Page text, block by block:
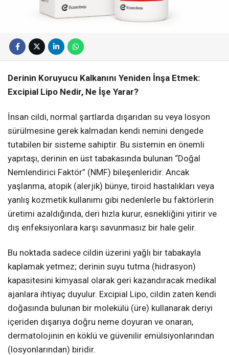
Derinin Koruyucu Kalkanını Yeniden İnşa Etmek:
Excipial Lipo Nedir, Ne İşe Yarar?
İnsan cildi, normal şartlarda dışarıdan su veya losyon
sürülmesine gerek kalmadan kendi nemini dengede
tutabilen bir sisteme sahiptir. Bu sistemin en önemli
yapıtaşı, derinin en üst tabakasında bulunan “Doğal
Nemlendirici Faktör” (NMF) bileşenleridir. Ancak
yaşlanma, atopik (alerjik) bünye, tiroid hastalıkları veya
yanlış kozmetik kullanımı gibi nedenlerle bu faktörlerin
üretimi azaldığında, deri hızla kurur, esnekliğini yitirir ve
dış enfeksiyonlara karşı savunmasız bir hale gelir.
Bu noktada sadece cildin üzerini yağlı bir tabakayla
kaplamak yetmez; derinin suyu tutma (hidrasyon)
kapasitesini kimyasal olarak geri kazandıracak medikal
ajanlara ihtiyaç duyulur. Excipial Lipo, cildin zaten kendi
doğasında bulunan bir molekülü (üre) kullanarak deriyi
içeriden dışarıya doğru neme doyuran ve onaran,
dermatolojinin en köklü ve güvenilir emülsiyonlarından
(losyonlarından) biridir.